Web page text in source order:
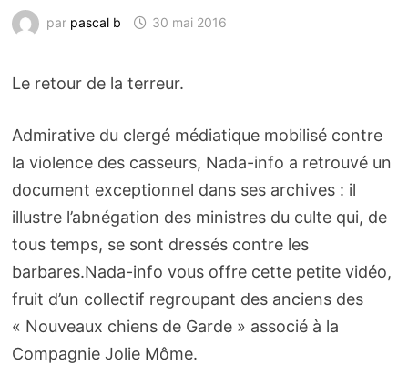
par pascal b 30 mai 2016
Le retour de la terreur.
Admirative du clergé médiatique mobilisé contre
la violence des casseurs, Nada-info a retrouvé un
document exceptionnel dans ses archives : il
illustre l’abnégation des ministres du culte qui, de
tous temps, se sont dressés contre les
barbares.Nada-info vous offre cette petite vidéo,
fruit d’un collectif regroupant des anciens des
« Nouveaux chiens de Garde » associé à la
Compagnie Jolie Môme.